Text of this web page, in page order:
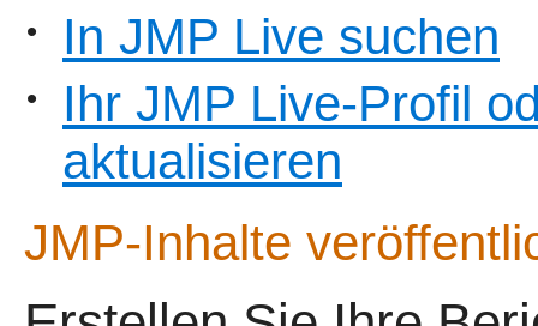
• In JMP Live suchen
•
Ihr JMP Live-Profil
aktualisieren
JMP-Inhalte